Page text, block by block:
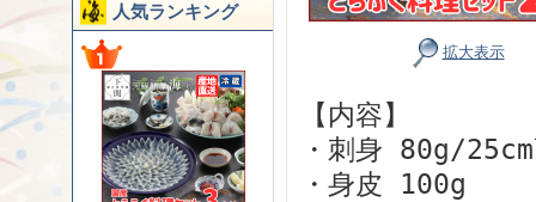
人気ランキング
拡大表示
【内容】
・刺身 80g/
・身皮 100g